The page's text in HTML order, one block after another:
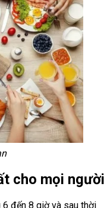
cho mọi người
đến 8 giờ và sau thời